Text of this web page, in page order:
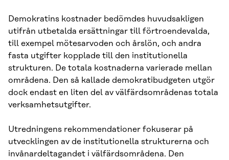
Demokratins kostnader bedömdes huvudsakligen
utifrån utbetalda ersättningar till förtroendevalda,
till exempel mötesarvoden och årslön, och andra
fasta utgifter kopplade till den institutionella
strukturen. De totala kostnaderna varierade mellan
områdena. Den så kallade demokratibudgeten utgör
dock endast en liten del av välfärdsområdenas totala
verksamhetsutgifter.
Utredningens rekommendationer fokuserar på
utvecklingen av de institutionella strukturerna och
invånardeltagandet i välfärdsområdena. Den